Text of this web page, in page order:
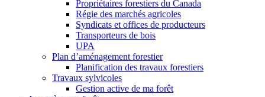
Propriétaires forestiers du Canada
Régie des marchés agricoles
Syndicats et offices de producteurs
Transporteurs de bois
UPA
Plan d’aménagement forestier
Planification des travaux forestiers
Travaux sylvicoles
Gestion active de ma forêt